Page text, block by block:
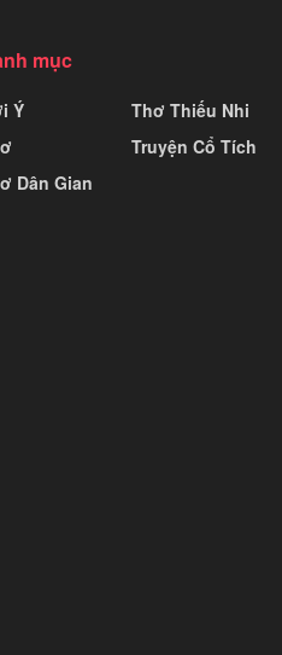
mục
Ý
Dân Gian
Thơ Thiếu Nhi
Truyện Cổ Tích